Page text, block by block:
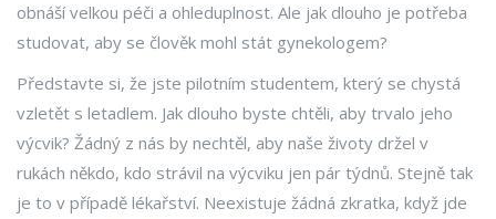
obnáší velkou péči a ohleduplnost. Ale jak dlouho je potřeba
studovat, aby se člověk mohl stát gynekologem?
Představte si, že jste pilotním studentem, který se chystá
vzletět s letadlem. Jak dlouho byste chtěli, aby trvalo jeho
výcvik? Žádný z nás by nechtěl, aby naše životy držel v
rukách někdo, kdo strávil na výcviku jen pár týdnů. Stejně tak
je to v případě lékařství. Neexistuje žádná zkratka, když jde